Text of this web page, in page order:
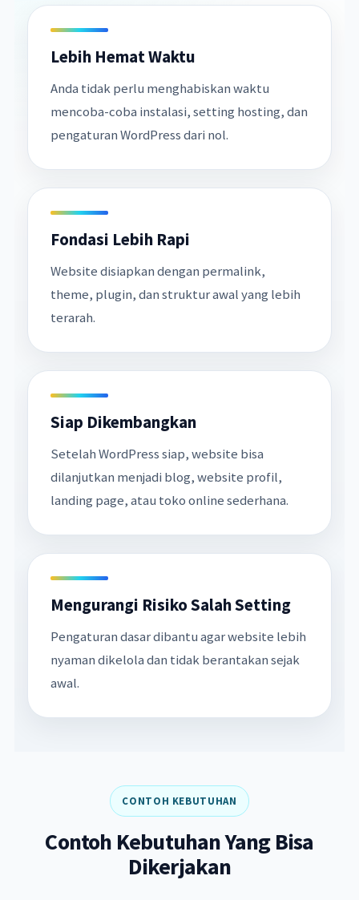
Lebih Hemat Waktu
Anda tidak perlu menghabiskan waktu
mencoba-coba instalasi, setting hosting, dan
pengaturan WordPress dari nol.
Fondasi Lebih Rapi
Website disiapkan dengan permalink,
theme, plugin, dan struktur awal yang lebih
terarah.
Siap Dikembangkan
Setelah WordPress siap, website bisa
dilanjutkan menjadi blog, website profil,
landing page, atau toko online sederhana.
Mengurangi Risiko Salah Setting
Pengaturan dasar dibantu agar website lebih
nyaman dikelola dan tidak berantakan sejak
awal.
CONTOH KEBUTUHAN
Contoh Kebutuhan Yang Bisa
Dikerjakan